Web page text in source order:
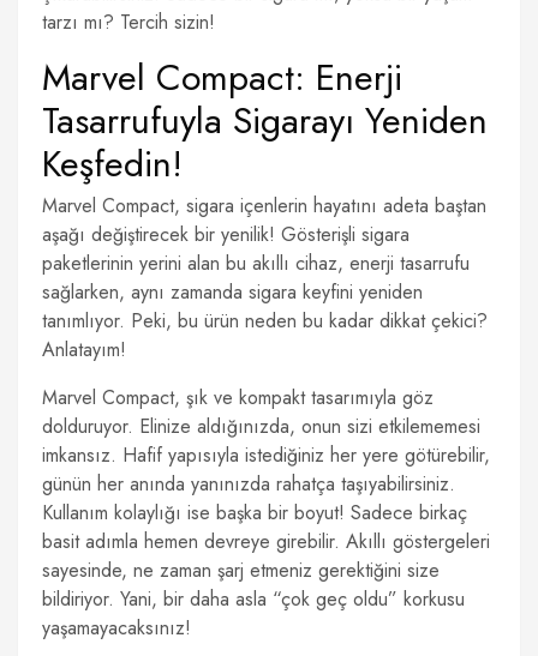
tarzı mı? Tercih sizin!
Marvel Compact: Enerji
Tasarrufuyla Sigarayı Yeniden
Keşfedin!
Marvel Compact, sigara içenlerin hayatını adeta baştan
aşağı değiştirecek bir yenilik! Gösterişli sigara
paketlerinin yerini alan bu akıllı cihaz, enerji tasarrufu
sağlarken, aynı zamanda sigara keyfini yeniden
tanımlıyor. Peki, bu ürün neden bu kadar dikkat çekici?
Anlatayım!
Marvel Compact, şık ve kompakt tasarımıyla göz
dolduruyor. Elinize aldığınızda, onun sizi etkilememesi
imkansız. Hafif yapısıyla istediğiniz her yere götürebilir,
günün her anında yanınızda rahatça taşıyabilirsiniz.
Kullanım kolaylığı ise başka bir boyut! Sadece birkaç
basit adımla hemen devreye girebilir. Akıllı göstergeleri
sayesinde, ne zaman şarj etmeniz gerektiğini size
bildiriyor. Yani, bir daha asla “çok geç oldu” korkusu
yaşamayacaksınız!